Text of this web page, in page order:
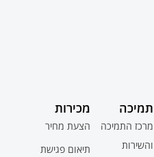
תמיכה
מרכז התמיכה
והשירות
מכירות
הצעת מחיר
תיאום פגישת